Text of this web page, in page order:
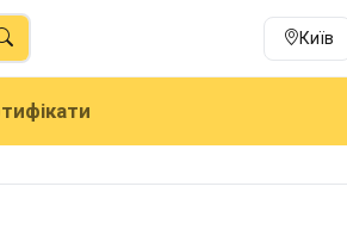
Київ